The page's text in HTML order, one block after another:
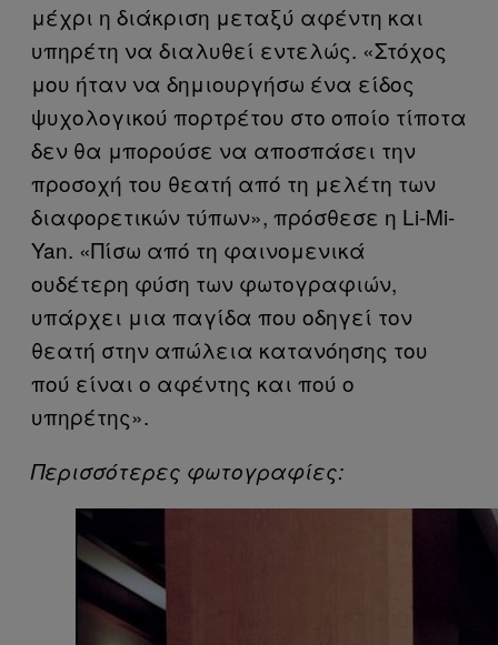
μέχρι η διάκριση μεταξύ αφέντη και
υπηρέτη να διαλυθεί εντελώς. «Στόχος
μου ήταν να δημιουργήσω ένα είδος
ψυχολογικού πορτρέτου στο οποίο τίποτα
δεν θα μπορούσε να αποσπάσει την
προσοχή του θεατή από τη μελέτη των
διαφορετικών τύπων», πρόσθεσε η Li-Mi-
Yan. «Πίσω από τη φαινομενικά
ουδέτερη φύση των φωτογραφιών,
υπάρχει μια παγίδα που οδηγεί τον
θεατή στην απώλεια κατανόησης του
πού είναι ο αφέντης και πού ο
υπηρέτης».
Περισσότερες φωτογραφίες: